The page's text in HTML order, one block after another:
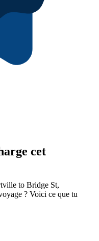
cet
to Bridge St,
? Voici ce que tu